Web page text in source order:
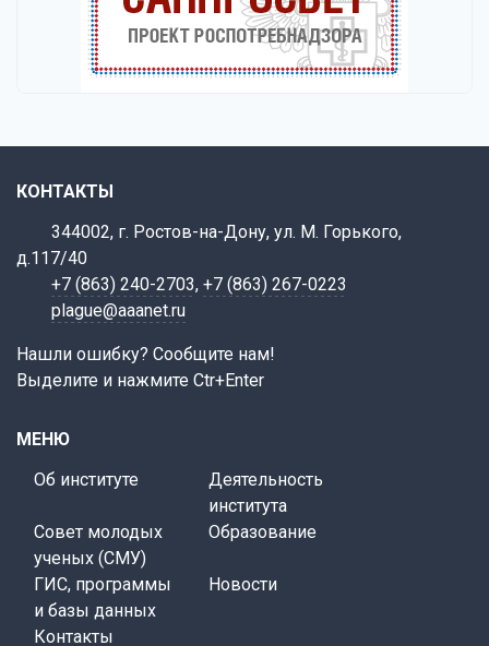
КОНТАКТЫ
344002, г. Ростов-на-Дону, ул. М. Горького,
д.117/40
+7 (863) 240-2703, +7 (863) 267-0223
plague@aaanet.ru
Нашли ошибку? Сообщите нам!
Выделите и нажмите Ctr+Enter
МЕНЮ
Об институте
Деятельность
института
Совет молодых
ученых (СМУ)
Образование
ГИС, программы
и базы данных
Новости
Контакты